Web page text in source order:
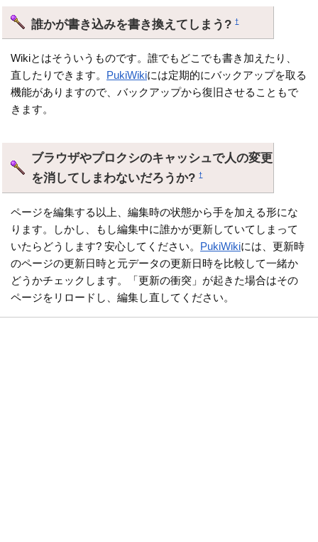
誰かが書き込みを書き換えてしまう?†
Wikiとはそういうものです。誰でもどこでも書き加えたり、
直したりできます。 PukiWikiには定期的にバックアップを取る
機能がありますので、バックアップから復旧させることもで
きます。
ブラウザやプロクシのキャッシュで人の変更
を消してしまわないだろうか?†
ページを編集する以上、編集時の状態から手を加える形にな
ります。しかし、もし編集中に誰かが更新していてしまって
いたらどうします? 安心してください。 PukiWikiには、更新時
のページの更新日時と元データの更新日時を比較して一緒か
どうかチェックします。「更新の衝突」が起きた場合はその
ページをリロードし、編集し直してください。